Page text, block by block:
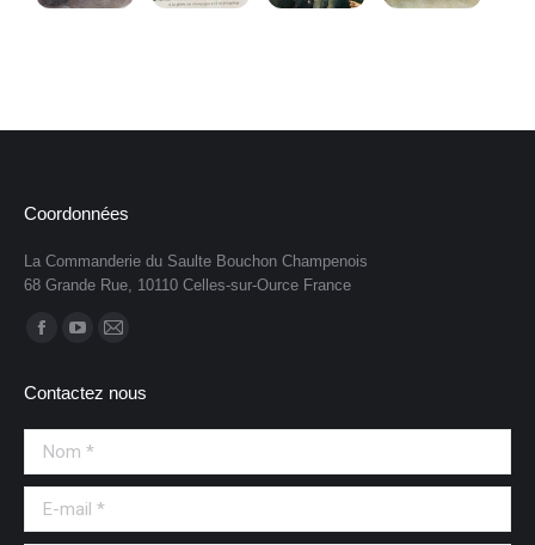
Coordonnées
La Commanderie du Saulte Bouchon Champenois
68 Grande Rue, 10110 Celles-sur-Ource France
Trouvez nous sur :
Contactez nous
Nom *
E-mail *